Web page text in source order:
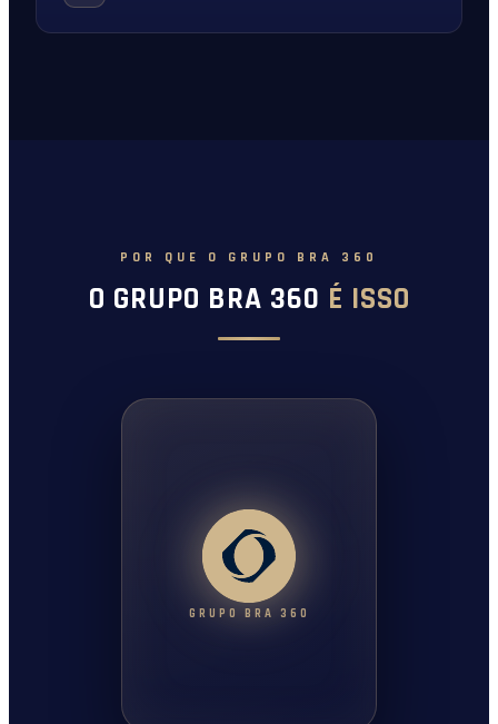
POR QUE O GRUPO BRA 360
O GRUPO BRA 360 É ISSO
GRUPO BRA 360